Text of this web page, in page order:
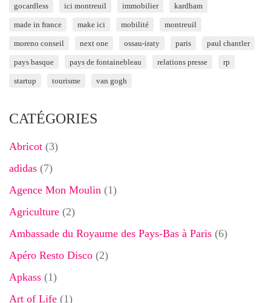
gocardless ici montreuil immobilier kardham
made in france make ici mobilité montreuil
moreno conseil next one ossau-iraty paris paul chantler
pays basque pays de fontainebleau relations presse rp
startup tourisme van gogh
CATÉGORIES
Abricot (3)
adidas (7)
Agence Mon Moulin (1)
Agriculture (2)
Ambassade du Royaume des Pays-Bas à Paris (6)
Apéro Resto Disco (2)
Apkass (1)
Art of Life (1)